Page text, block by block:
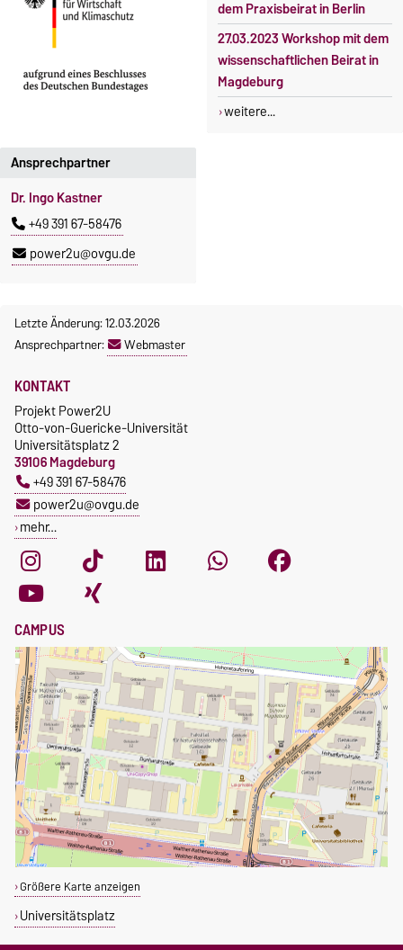
dem Praxisbeirat in Berlin
27.03.2023 Workshop mit dem
wissenschaftlichen Beirat in
Magdeburg
weitere...
Ansprechpartner
Dr. Ingo Kastner
+49 391 67-58476
power2u@ovgu.de
Letzte Änderung: 12.03.2026
Ansprechpartner:
Webmaster
KONTAKT
Projekt Power2U
Otto-von-Guericke-Universität
Universitätsplatz 2
39106 Magdeburg
+49 391 67-58476
power2u@ovgu.de
mehr…
CAMPUS
Größere Karte anzeigen
Universitätsplatz